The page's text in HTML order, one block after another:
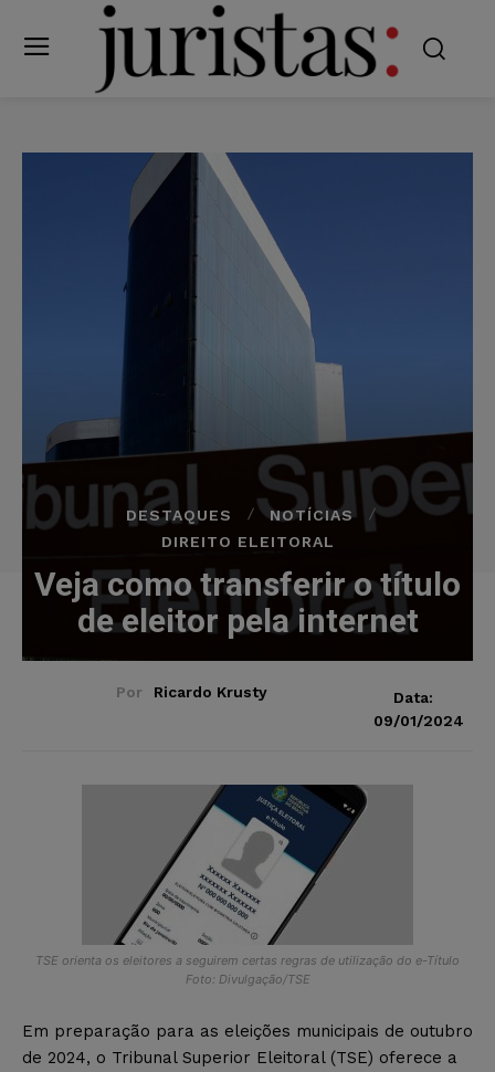
DESTAQUES
NOTÍCIAS
DIREITO ELEITORAL
Veja como transferir o título
de eleitor pela internet
Por Ricardo Krusty
Data:
09/01/2024
TSE orienta os eleitores a seguirem certas regras de utilização do e-Título
Foto: Divulgação/TSE
Em preparação para as eleições municipais de outubro
de 2024, o Tribunal Superior Eleitoral (TSE) oferece a